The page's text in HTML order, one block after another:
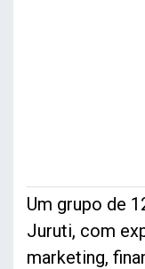
Um grupo de
Juruti, com
marketing,